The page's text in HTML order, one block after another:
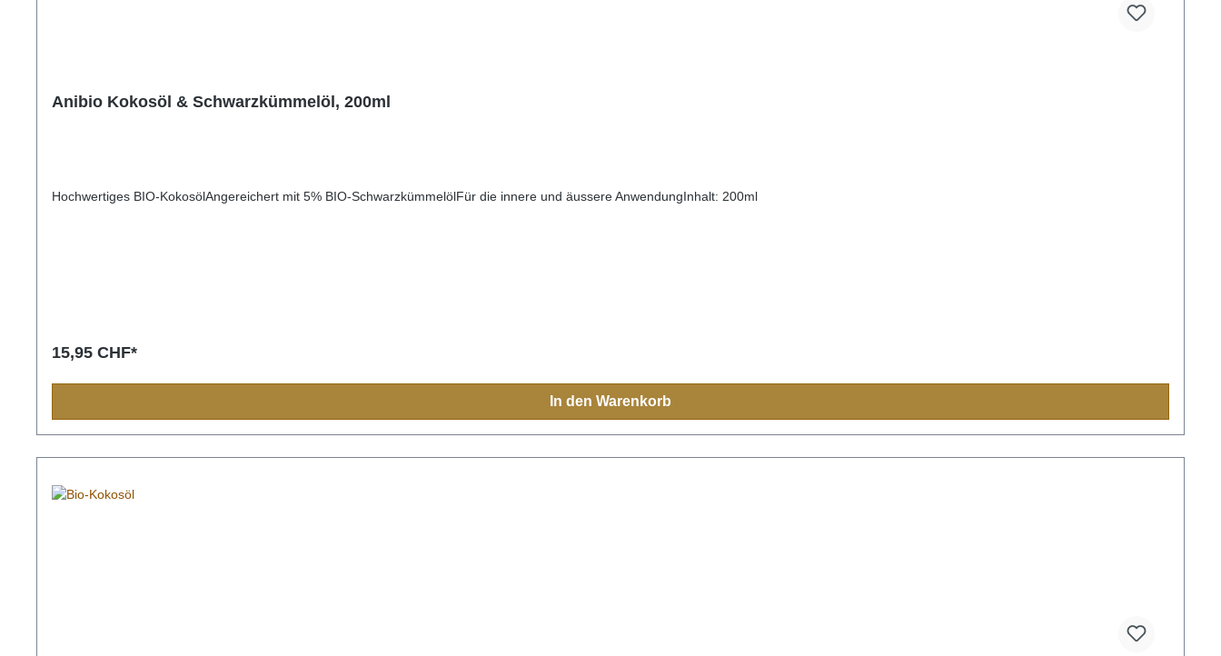
Anibio Kokosöl & Schwarzkümmelöl, 200ml
Hochwertiges BIO-KokosölAngereichert mit 5% BIO-SchwarzkümmelölFür die innere und äussere AnwendungInhalt: 200ml
15,95 CHF*
In den Warenkorb